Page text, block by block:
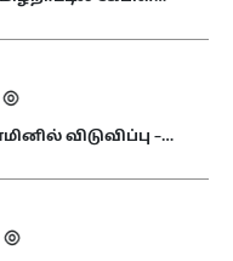
விடுவிப்பு –…